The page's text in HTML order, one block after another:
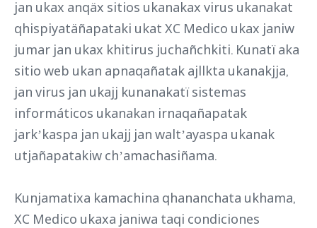
jan ukax anqäx sitios ukanakax virus ukanakat
qhispiyatäñapataki ukat XC Medico ukax janiw
jumar jan ukax khitirus juchañchkiti. Kunatï aka
sitio web ukan apnaqañatak ajllkta ukanakjja,
jan virus jan ukajj kunanakatï sistemas
informáticos ukanakan irnaqañapatak
jarkʼkaspa jan ukajj jan waltʼayaspa ukanak
utjañapatakiw chʼamachasiñama.
Kunjamatixa kamachina qhananchata ukhama,
XC Medico ukaxa janiwa taqi condiciones